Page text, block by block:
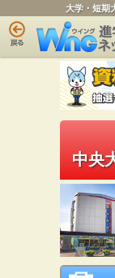
大学・短期
中央